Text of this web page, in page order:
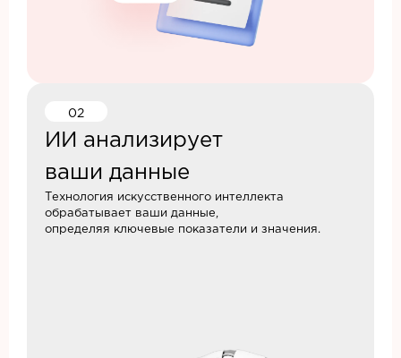
02
ИИ анализирует
ваши данные
Технология искусственного интеллекта
обрабатывает ваши данные,
определяя ключевые показатели и значения.